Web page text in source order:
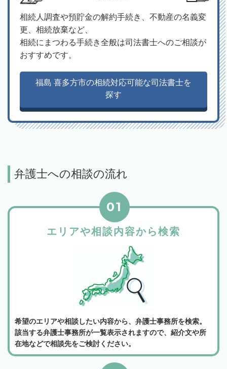
相続人調査や預貯金の解約手続き、不動産の名義変
更、相続放棄など、
相続にまつわる手続き全般は司法書士へのご相談が
おすすめです。
福島 喜多方市の相続対応可能な司法書士を
探す
弁護士への相談の流れ
エリアや相談内容から検索
01
希望のエリアや相談したい内容から、弁護士事務所を検索。
該当する弁護士事務所が一覧表示されますので、紹介文や所
在地などで相談先をご検討ください。